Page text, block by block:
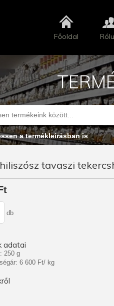
Főoldal
a termékleírásban is
tavaszi
db
adatai
250 g
6 600 Ft/ kg